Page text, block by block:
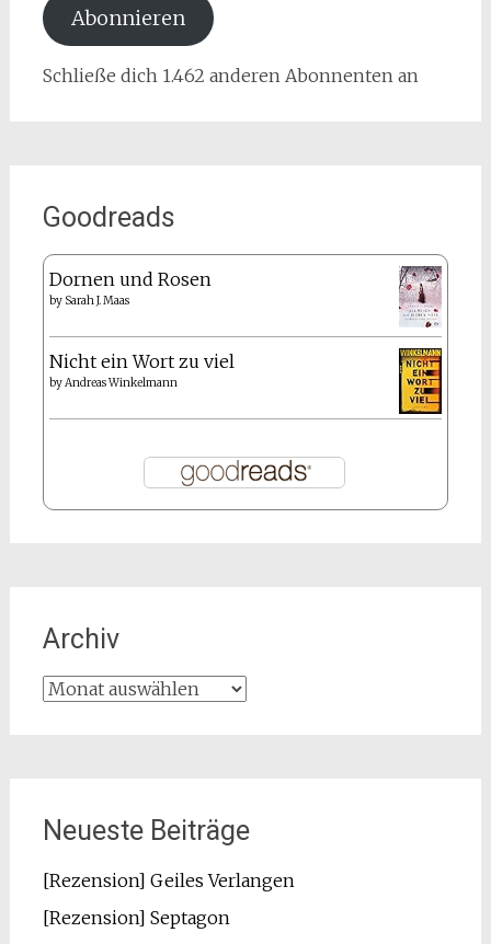
Abonnieren
Schließe dich 1.462 anderen Abonnenten an
Goodreads
Dornen und Rosen
by Sarah J. Maas
Nicht ein Wort zu viel
byAndreas Winkelmann
Archiv
Archiv
Neueste Beiträge
[Rezension] Geiles Verlangen
[Rezension] Septagon